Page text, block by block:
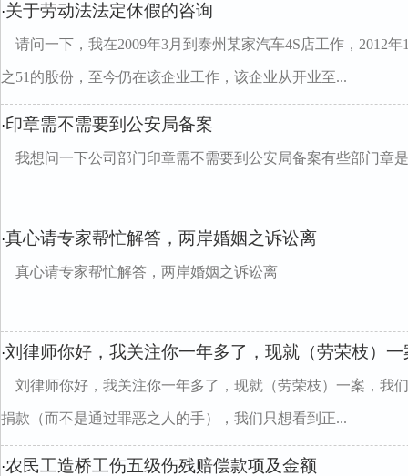
·关于劳动法法定休假的咨询
请问一下，我在2009年3月到泰州某家汽车4S店工作，2012
之51的股份，至今仍在该企业工作，该企业从开业至...
·印章需不需要到公安局备案
我想问一下公司部门印章需不需要到公安局备案有些部门章
·真心请专家帮忙解答，两岸婚姻之诉讼离
真心请专家帮忙解答，两岸婚姻之诉讼离
·刘律师你好，我关注你一年多了，现就（劳荣枝）
刘律师你好，我关注你一年多了，现就（劳荣枝）一案，我
捐款（而不是通过罪恶之人的手），我们只想看到正...
·农民工造桥工伤五级伤残赔偿款项及金额